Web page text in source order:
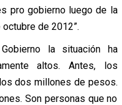
pro gobierno luego de la
de 2012”.
la situación ha
altos. Antes, los
dos millones de pesos.
Son personas que no